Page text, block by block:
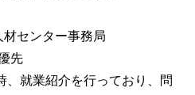
センター事務局
先
就業紹介を行っており、問